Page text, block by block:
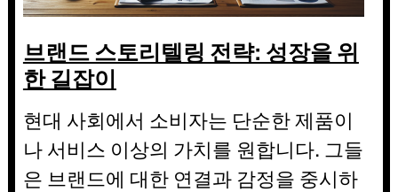
브랜드 스토리텔링 전략: 성장을 위
한 길잡이
현대 사회에서 소비자는 단순한 제품이
나 서비스 이상의 가치를 원합니다. 그들
은 브랜드에 대한 연결과 감정을 중시하